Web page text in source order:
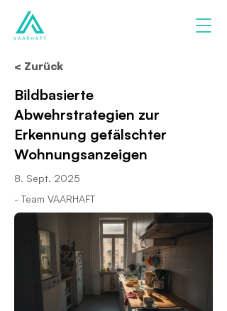
< Zurück
Bildbasierte
Abwehrstrategien zur
Erkennung gefälschter
Wohnungsanzeigen
8. Sept. 2025
- Team VAARHAFT